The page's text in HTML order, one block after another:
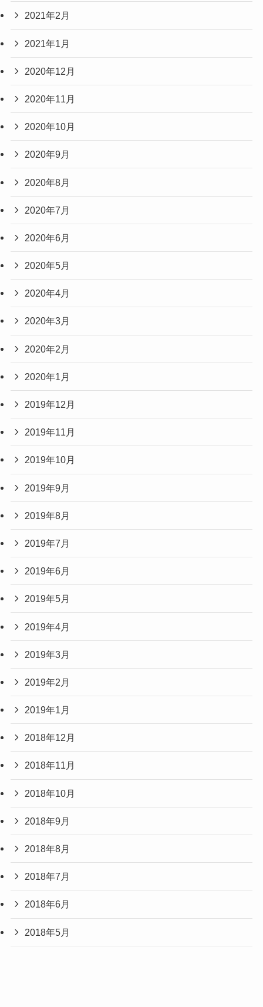
2021年2月
2021年1月
2020年12月
2020年11月
2020年10月
2020年9月
2020年8月
2020年7月
2020年6月
2020年5月
2020年4月
2020年3月
2020年2月
2020年1月
2019年12月
2019年11月
2019年10月
2019年9月
2019年8月
2019年7月
2019年6月
2019年5月
2019年4月
2019年3月
2019年2月
2019年1月
2018年12月
2018年11月
2018年10月
2018年9月
2018年8月
2018年7月
2018年6月
2018年5月